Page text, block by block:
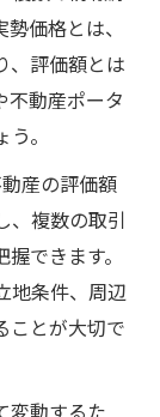
価格とは、
、評価額とは
不動産ポータ
。
産の評価額
、複数の取引
できます。
地条件、周辺
ことが大切で